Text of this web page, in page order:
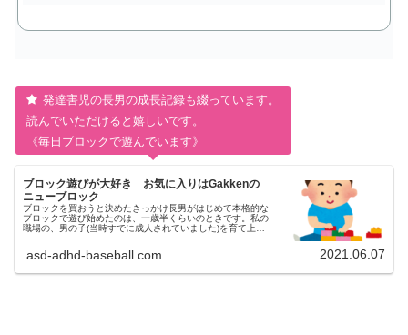
発達害児の長男の成長記録も綴っています。
読んでいただけると嬉しいです。
《毎日ブロックで遊んでいます》
ブロック遊びが大好き お気に入りはGakkenの
ニューブロック
ブロックを買おうと決めたきっかけ長男がはじめて本格的な
ブロックで遊び始めたのは、一歳半くらいのときです。私の
職場の、男の子(当時すでに成人されていました)を育て上げ
asd-adhd-baseball.com 2021.06.07